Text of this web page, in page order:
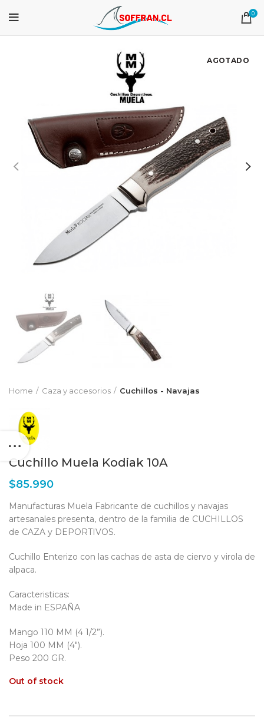
0
AGOTADO
Home Caza y accesorios Cuchillos - Navajas
Cuchillo Muela Kodiak 10A
$85.990
Manufacturas Muela Fabricante de cuchillos y navajas
artesanales presenta, dentro de la familia de CUCHILLOS
de CAZA y DEPORTIVOS.
Cuchillo Enterizo con las cachas de asta de ciervo y virola de
alpaca.
Caracteristicas:
Made in ESPAÑA
Mango 110 MM (4 1/2”).
Hoja 100 MM (4″).
Peso 200 GR.
Out of stock